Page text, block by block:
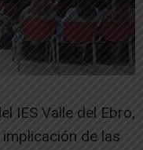
IES Valle del Ebro,
de las